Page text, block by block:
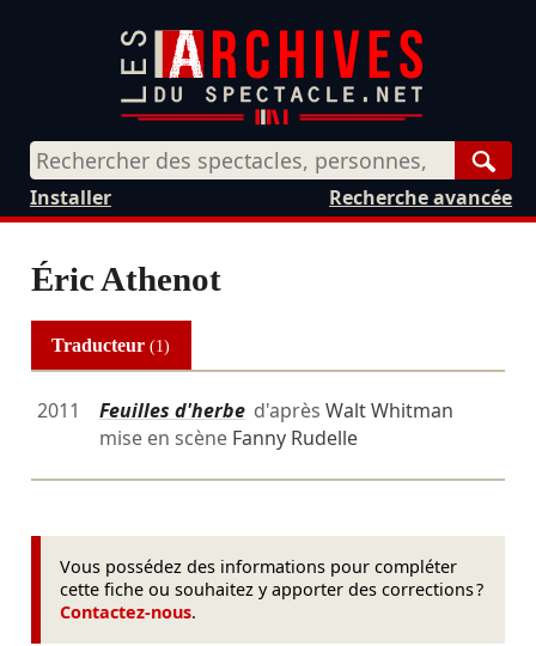
Recherche avancée
Installer
Éric Athenot
Traducteur(1)
2011 Feuilles d'herbed'après Walt Whitman
mise en scène Fanny Rudelle
Vous possédez des informations pour compléter
cette fiche ou souhaitez y apporter des corrections ?
Contactez-nous.